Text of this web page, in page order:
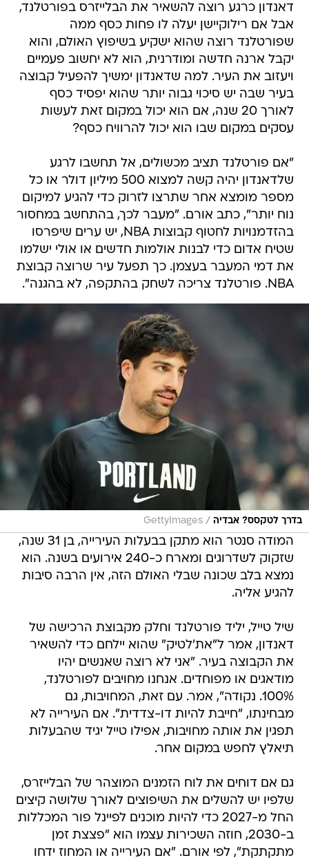
דאנדון כרגע רוצה להשאיר את הבלייזרס בפורטלנד,
אבל אם רילוקיישן יעלה לו פחות כסף ממה
שפורטלנד רוצה שהוא ישקיע בשיפוץ האולם, והוא
יקבל ארנה חדשה ומודרנית, הוא לא יחשוב פעמיים
ויעזוב את העיר. למה שדאנדון ימשיך להפעיל קבוצה
בעיר שבה יש סיכוי גבוה יותר שהוא יפסיד כסף
לאורך 20 שנה, אם הוא יכול במקום זאת לעשות
עסקים במקום שבו הוא יכול להרוויח כסף?
"אם פורטלנד תציב מכשולים, אל תחשבו לרגע
שלדאנדון יהיה קשה למצוא 500 מיליון דולר או כל
מספר מומצא אחר שתרצו לזרוק כדי להגיע למיקום
נוח יותר", כתב אורם. "מעבר לכך, בהתחשב במחסור
בהזדמנויות לחטוף קבוצות NBA, יש ערים שיפרסו
שטיח אדום כדי לבנות אולמות חדשים או אולי ישלמו
את דמי המעבר בעצמן. כך תפעל עיר שרוצה קבוצת
NBA. פורטלנד צריכה לשחק בהתקפה, לא בהגנה".
בדרך לטקסס? אבדיה /
GettyImages
המודה סנטר הוא מתקן בבעלות העירייה, בן 31 שנה,
שזקוק לשדרוגים ומארח כ-240 אירועים בשנה. הוא
נמצא בלב שכונה שבלי האולם הזה, אין הרבה סיבות
להגיע אליה.
שיל טייל, יליד פורטלנד וחלק מקבוצת הרכישה של
דאנדון, אמר ל"את'לטיק" שהוא יילחם כדי להשאיר
את הקבוצה בעיר. "אני לא רוצה שאנשים יהיו
מודאגים או מפוחדים. אנחנו מחויבים לפורטלנד,
100%. נקודה", אמר. עם זאת, המחויבות, גם
מבחינתו, "חייבת להיות דו-צדדית". אם העירייה לא
תפגין את אותה מחויבות, אפילו טייל יגיד שהבעלות
תיאלץ לחפש במקום אחר.
גם אם דוחים את לוח הזמנים המוצהר של הבלייזרס,
שלפיו יש להשלים את השיפוצים לאורך שלושה קיצים
החל מ-2027 כדי להיות מוכנים לפיינל פור המכללות
ב-2030, חוזה השכירות עצמו הוא "פצצת זמן
מתקתקת", לפי אורם. "אם העירייה או המחוז ידחו